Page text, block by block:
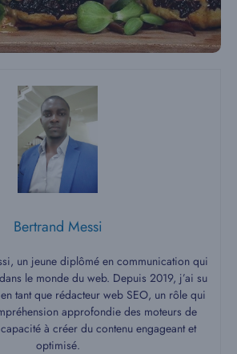
Bertrand Messi
un jeune diplômé en communication qui
le monde du web. Depuis 2019, j’ai su
tant que rédacteur web SEO, un rôle qui
approfondie des moteurs de
à créer du contenu engageant et
optimisé.